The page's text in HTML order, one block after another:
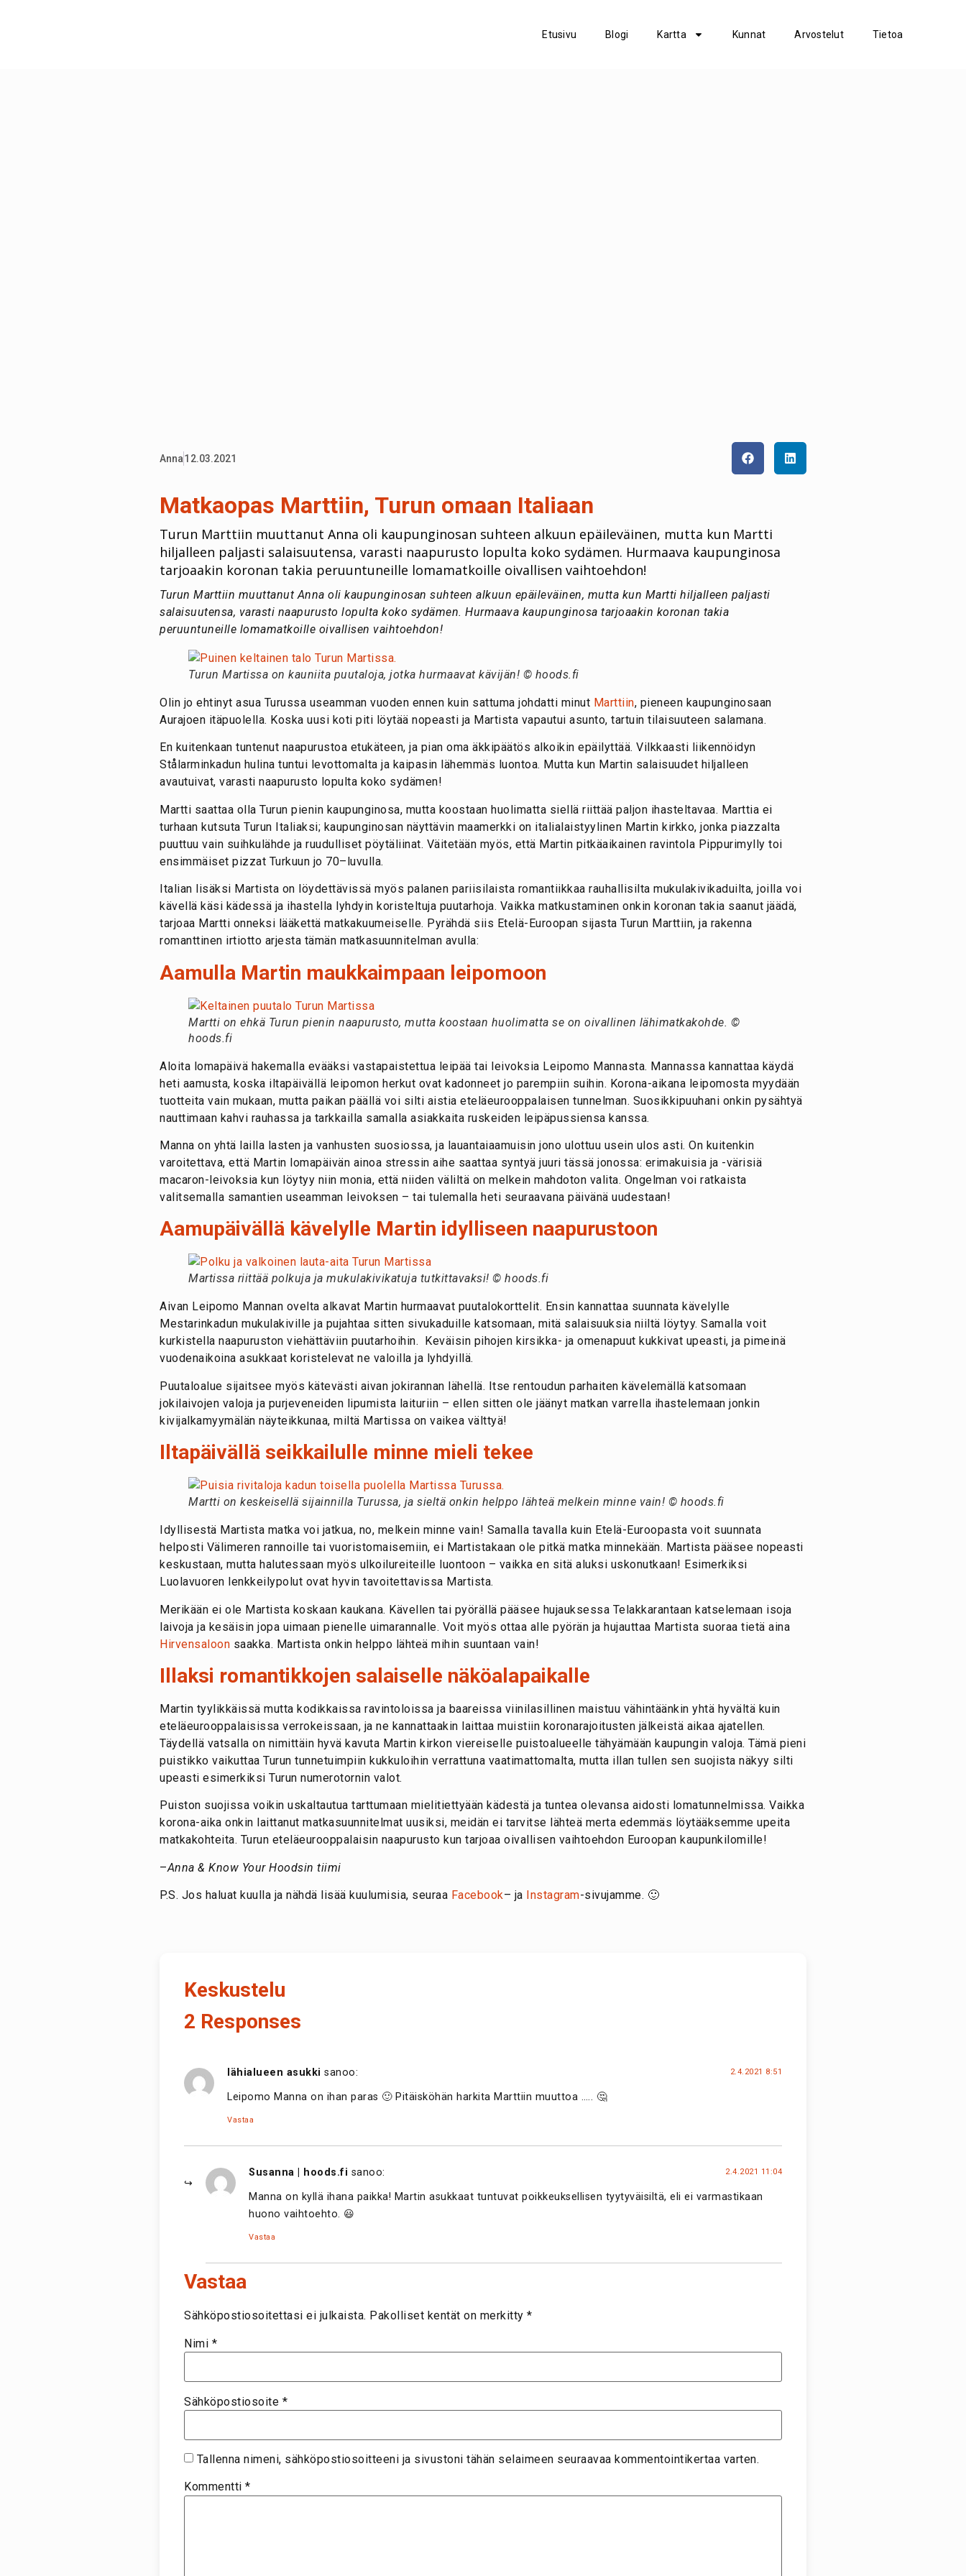
Etusivu Blogi Kartta Kunnat Arvostelut Tietoa
Anna12.03.2021
Matkaopas Marttiin, Turun omaan Italiaan
Turun Marttiin muuttanut Anna oli kaupunginosan suhteen alkuun epäileväinen, mutta kun Martti
hiljalleen paljasti salaisuutensa, varasti naapurusto lopulta koko sydämen. Hurmaava kaupunginosa
tarjoaakin koronan takia peruuntuneille lomamatkoille oivallisen vaihtoehdon!
Turun Marttiin muuttanut Anna oli kaupunginosan suhteen alkuun epäileväinen, mutta kun Martti hiljalleen paljasti
salaisuutensa, varasti naapurusto lopulta koko sydämen. Hurmaava kaupunginosa tarjoaakin koronan takia
peruuntuneille lomamatkoille oivallisen vaihtoehdon!
Turun Martissa on kauniita puutaloja, jotka hurmaavat kävijän! © hoods.fi
Olin jo ehtinyt asua Turussa useamman vuoden ennen kuin sattuma johdatti minut Marttiin, pieneen kaupunginosaan
Aurajoen itäpuolella. Koska uusi koti piti löytää nopeasti ja Martista vapautui asunto, tartuin tilaisuuteen salamana.
En kuitenkaan tuntenut naapurustoa etukäteen, ja pian oma äkkipäätös alkoikin epäilyttää. Vilkkaasti liikennöidyn
Stålarminkadun hulina tuntui levottomalta ja kaipasin lähemmäs luontoa. Mutta kun Martin salaisuudet hiljalleen
avautuivat, varasti naapurusto lopulta koko sydämen!
Martti saattaa olla Turun pienin kaupunginosa, mutta koostaan huolimatta siellä riittää paljon ihasteltavaa. Marttia ei
turhaan kutsuta Turun Italiaksi; kaupunginosan näyttävin maamerkki on italialaistyylinen Martin kirkko, jonka piazzalta
puuttuu vain suihkulähde ja ruudulliset pöytäliinat. Väitetään myös, että Martin pitkäaikainen ravintola Pippurimylly toi
ensimmäiset pizzat Turkuun jo 70–luvulla.
Italian lisäksi Martista on löydettävissä myös palanen pariisilaista romantiikkaa rauhallisilta mukulakivikaduilta, joilla voi
kävellä käsi kädessä ja ihastella lyhdyin koristeltuja puutarhoja. Vaikka matkustaminen onkin koronan takia saanut jäädä,
tarjoaa Martti onneksi lääkettä matkakuumeiselle. Pyrähdä siis Etelä-Euroopan sijasta Turun Marttiin, ja rakenna
romanttinen irtiotto arjesta tämän matkasuunnitelman avulla:
Aamulla Martin maukkaimpaan leipomoon
Martti on ehkä Turun pienin naapurusto, mutta koostaan huolimatta se on oivallinen lähimatkakohde. ©
hoods.fi
Aloita lomapäivä hakemalla evääksi vastapaistettua leipää tai leivoksia Leipomo Mannasta. Mannassa kannattaa käydä
heti aamusta, koska iltapäivällä leipomon herkut ovat kadonneet jo parempiin suihin. Korona-aikana leipomosta myydään
tuotteita vain mukaan, mutta paikan päällä voi silti aistia eteläeurooppalaisen tunnelman. Suosikkipuuhani onkin pysähtyä
nauttimaan kahvi rauhassa ja tarkkailla samalla asiakkaita ruskeiden leipäpussiensa kanssa.
Manna on yhtä lailla lasten ja vanhusten suosiossa, ja lauantaiaamuisin jono ulottuu usein ulos asti. On kuitenkin
varoitettava, että Martin lomapäivän ainoa stressin aihe saattaa syntyä juuri tässä jonossa: erimakuisia ja -värisiä
macaron-leivoksia kun löytyy niin monia, että niiden väliltä on melkein mahdoton valita. Ongelman voi ratkaista
valitsemalla samantien useamman leivoksen – tai tulemalla heti seuraavana päivänä uudestaan!
Aamupäivällä kävelylle Martin idylliseen naapurustoon
Martissa riittää polkuja ja mukulakivikatuja tutkittavaksi! © hoods.fi
Aivan Leipomo Mannan ovelta alkavat Martin hurmaavat puutalokorttelit. Ensin kannattaa suunnata kävelylle
Mestarinkadun mukulakiville ja pujahtaa sitten sivukaduille katsomaan, mitä salaisuuksia niiltä löytyy. Samalla voit
kurkistella naapuruston viehättäviin puutarhoihin. Keväisin pihojen kirsikka- ja omenapuut kukkivat upeasti, ja pimeinä
vuodenaikoina asukkaat koristelevat ne valoilla ja lyhdyillä.
Puutaloalue sijaitsee myös kätevästi aivan jokirannan lähellä. Itse rentoudun parhaiten kävelemällä katsomaan
jokilaivojen valoja ja purjeveneiden lipumista laituriin – ellen sitten ole jäänyt matkan varrella ihastelemaan jonkin
kivijalkamyymälän näyteikkunaa, miltä Martissa on vaikea välttyä!
Iltapäivällä seikkailulle minne mieli tekee
Martti on keskeisellä sijainnilla Turussa, ja sieltä onkin helppo lähteä melkein minne vain! © hoods.fi
Idyllisestä Martista matka voi jatkua, no, melkein minne vain! Samalla tavalla kuin Etelä-Euroopasta voit suunnata
helposti Välimeren rannoille tai vuoristomaisemiin, ei Martistakaan ole pitkä matka minnekään. Martista pääsee nopeasti
keskustaan, mutta halutessaan myös ulkoilureiteille luontoon – vaikka en sitä aluksi uskonutkaan! Esimerkiksi
Luolavuoren lenkkeilypolut ovat hyvin tavoitettavissa Martista.
Merikään ei ole Martista koskaan kaukana. Kävellen tai pyörällä pääsee hujauksessa Telakkarantaan katselemaan isoja
laivoja ja kesäisin jopa uimaan pienelle uimarannalle. Voit myös ottaa alle pyörän ja hujauttaa Martista suoraa tietä aina
Hirvensaloon saakka. Martista onkin helppo lähteä mihin suuntaan vain!
Illaksi romantikkojen salaiselle näköalapaikalle
Martin tyylikkäissä mutta kodikkaissa ravintoloissa ja baareissa viinilasillinen maistuu vähintäänkin yhtä hyvältä kuin
eteläeurooppalaisissa verrokeissaan, ja ne kannattaakin laittaa muistiin koronarajoitusten jälkeistä aikaa ajatellen.
Täydellä vatsalla on nimittäin hyvä kavuta Martin kirkon viereiselle puistoalueelle tähyämään kaupungin valoja. Tämä pieni
puistikko vaikuttaa Turun tunnetuimpiin kukkuloihin verrattuna vaatimattomalta, mutta illan tullen sen suojista näkyy silti
upeasti esimerkiksi Turun numerotornin valot.
Puiston suojissa voikin uskaltautua tarttumaan mielitiettyään kädestä ja tuntea olevansa aidosti lomatunnelmissa. Vaikka
korona-aika onkin laittanut matkasuunnitelmat uusiksi, meidän ei tarvitse lähteä merta edemmäs löytääksemme upeita
matkakohteita. Turun eteläeurooppalaisin naapurusto kun tarjoaa oivallisen vaihtoehdon Euroopan kaupunkilomille!
–Anna & Know Your Hoodsin tiimi
P.S. Jos haluat kuulla ja nähdä lisää kuulumisia, seuraa Facebook– ja Instagram-sivujamme. 🙂
Keskustelu
2 Responses
lähialueen asukki sanoo: 2.4.2021 8:51
Leipomo Manna on ihan paras 🙂 Pitäisköhän harkita Marttiin muuttoa ….. 🤔
Vastaa
Susanna | hoods.fi sanoo: 2.4.2021 11:04
Manna on kyllä ihana paikka! Martin asukkaat tuntuvat poikkeuksellisen tyytyväisiltä, eli ei varmastikaan
huono vaihtoehto. 😃
Vastaa
Vastaa
Sähköpostiosoitettasi ei julkaista. Pakolliset kentät on merkitty *
Nimi *
Sähköpostiosoite *
Tallenna nimeni, sähköpostiosoitteeni ja sivustoni tähän selaimeen seuraavaa kommentointikertaa varten.
Kommentti *